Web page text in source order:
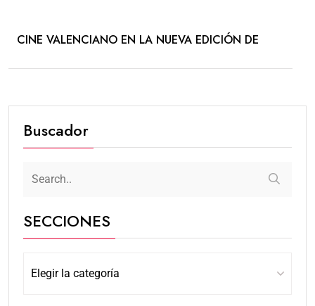
CINE VALENCIANO EN LA NUEVA EDICIÓN DE
Buscador
SECCIONES